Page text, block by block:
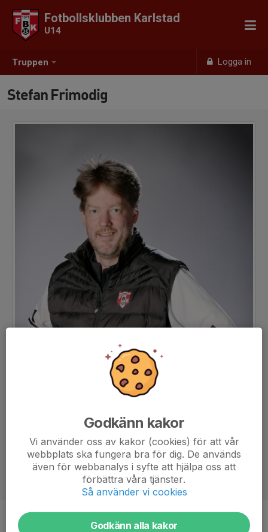
Truppen Logga in
Fotbollsklubben Karlstad
U14
Stefan Frimodig
Titel
Tränare
Godkänn kakor
Vi använder oss av kakor (cookies) för att vår
webbplats ska fungera bra för dig. De används
även för webbanalys i syfte att hjälpa oss att
förbättra våra tjänster.
Så använder vi cookies
Godkänn alla kakor